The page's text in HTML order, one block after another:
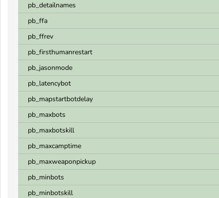
pb_detailnames
pb_ffa
pb_ffrev
pb_firsthumanrestart
pb_jasonmode
pb_latencybot
pb_mapstartbotdelay
pb_maxbots
pb_maxbotskill
pb_maxcamptime
pb_maxweaponpickup
pb_minbots
pb_minbotskill